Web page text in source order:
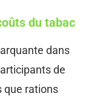
du tabac
dans
de
que rations